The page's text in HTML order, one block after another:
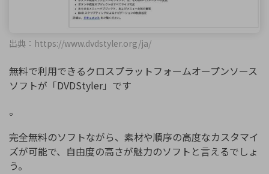
出典：https://www.dvdstyler.org/ja/
無料で利用できるクロスプラットフォームオープンソース
ソフトが「DVDStyler」です
。
完全無料のソフトながら、素材や順序の高度なカスタマイ
ズが可能で、自由度の高さが魅力のソフトと言えるでしょ
う。